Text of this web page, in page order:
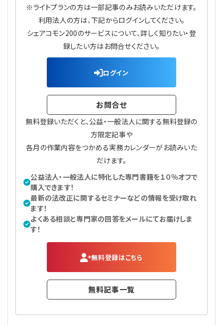
【連載】非営利法人AtoZei
【連載】労務管理の歩き方
【連載】AI活用のすすめ
【連載】IT実務一問一答
※ライトプランの方は一部記事のみお読みいただけます。
利用法人の方は、下記からログインしてください。
シェアコモン200のサービスについて、詳しく知りたい・登
録したい方はお問合せください。
ログイン
お問合せ
無料登録いただくと、公益・一般法人に関する無料登録の
方限定記事や
各月の作業内容をつかめる実務カレンダーがお読みいた
だけます。
公益法人・一般法人に特化した専門書籍を１０％オフで
購入できます！
最新の法改正に関するセミナーなどの情報を受け取れ
ます！
よくある相談と専門家の回答をメールにてお届けしま
す！
無料登録はこちら
無料記事一覧